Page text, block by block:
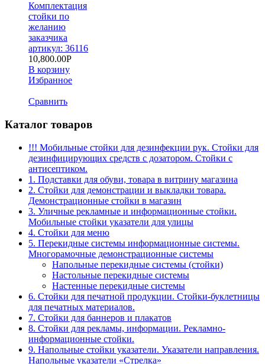
Комплектация
стойки по
желанию
заказчика
артикул: 36116
10,800.00Р
В корзину
Избранное
Сравнить
Каталог товаров
!!! Мобильные стойки для дезинфекции рук. Стойки для
дезинфицирующих средств с дозатором. Стойки с
антисептиком.
1. Подставки для обуви, товара в витрину магазина
2. Стойки для демонстрации и выкладки товара.
Демонстрационные стойки в магазин
3. Уличные рекламные и информационные стойки.
Мобильные стойки указатели для улицы
4. Стойки для меню
5. Перекидные системы информационные системы.
Многорамочные демонстрационные системы
Напольные перекидные системы (стойки)
Настольные перекидные системы
Настенные перекидные системы
6. Стойки для печатной продукции. Стойки-буклетницы
для печатных материалов.
7. Стойки для баннеров и плакатов
8. Стойки для рекламы, информации. Рекламно-
информационные стойки.
9. Напольные стойки указатели. Указатели направления.
Напольные указатели «Стрелка»